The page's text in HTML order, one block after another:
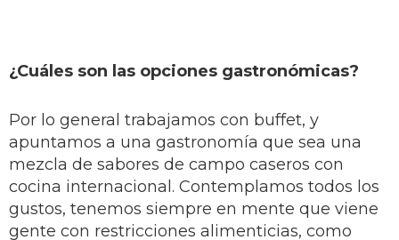
¿Cuáles son las opciones gastronómicas?
Por lo general trabajamos con buffet, y
apuntamos a una gastronomía que sea una
mezcla de sabores de campo caseros con
cocina internacional. Contemplamos todos los
gustos, tenemos siempre en mente que viene
gente con restricciones alimenticias, como